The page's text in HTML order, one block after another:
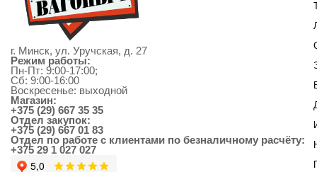
г. Минск, ул. Уручская, д. 27
Режим работы:
Пн-Пт: 9:00-17:00;
Сб: 9:00-16:00
Воскресенье: выходной
Магазин:
+375 (29) 667 35 35
Отдел закупок:
+375 (29) 667 01 83
Отдел по работе с клиентами по безналичному расчёту:
+375 29 1 027 027